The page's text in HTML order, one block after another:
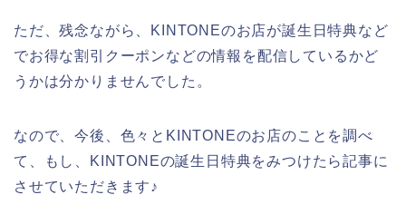
ただ、残念ながら、KINTONEのお店が誕生日特典など
でお得な割引クーポンなどの情報を配信しているかど
うかは分かりませんでした。
なので、今後、色々とKINTONEのお店のことを調べ
て、もし、KINTONEの誕生日特典をみつけたら記事に
させていただきます♪